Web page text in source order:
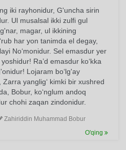
iki rayhonidur, G'uncha sirin
Ul musalsal ikki zulfi gul
magar, ul ikkining
har yon tanimda el degay,
No‘monidur. Sel emasdur yer
Ra’d emasdur ko‘kka
Lojaram bo‘lg'ay
yanglig‘ kimki bir xushred
Bobur, ko‘nglum andoq
chohi zaqan zindonidur.
Zahiriddin Muhammad Bobur
O'qing